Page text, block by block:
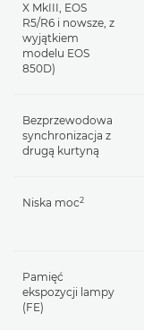
X MkIII, EOS
R5/R6 i nowsze, z
wyjątkiem
modelu EOS
850D)
Bezprzewodowa
synchronizacja z
drugą kurtyną
Niska moc2
Pamięć
ekspozycji lampy
(FE)